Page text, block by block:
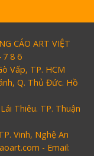
CÁO ART VIỆT
7 8 6
Vấp, TP. HCM
Q. Thủ Đức. Hồ
Thiêu. TP. Thuận
Vinh, Nghệ An
- Email: